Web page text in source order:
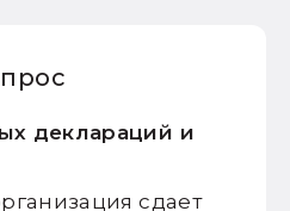
деклараций и
сдает